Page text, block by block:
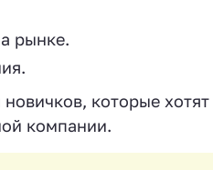
рынке.
которые хотят
компании.